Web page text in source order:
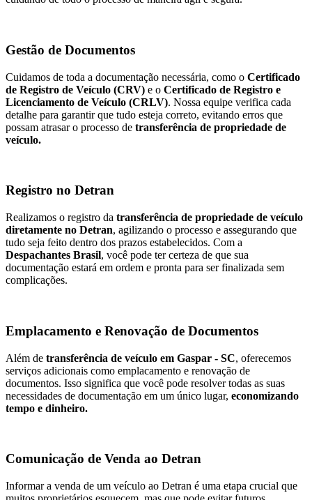
Gestão de Documentos
Cuidamos de toda a documentação necessária, como o Certificado
de Registro de Veículo (CRV) e o Certificado de Registro e
Licenciamento de Veículo (CRLV). Nossa equipe verifica cada
detalhe para garantir que tudo esteja correto, evitando erros que
possam atrasar o processo de transferência de propriedade de
veículo.
Registro no Detran
Realizamos o registro da transferência de propriedade de veículo
diretamente no Detran, agilizando o processo e assegurando que
tudo seja feito dentro dos prazos estabelecidos. Com a
Despachantes Brasil, você pode ter certeza de que sua
documentação estará em ordem e pronta para ser finalizada sem
complicações.
Emplacamento e Renovação de Documentos
Além de transferência de veículo em Gaspar - SC, oferecemos
serviços adicionais como emplacamento e renovação de
documentos. Isso significa que você pode resolver todas as suas
necessidades de documentação em um único lugar, economizando
tempo e dinheiro.
Comunicação de Venda ao Detran
Informar a venda de um veículo ao Detran é uma etapa crucial que